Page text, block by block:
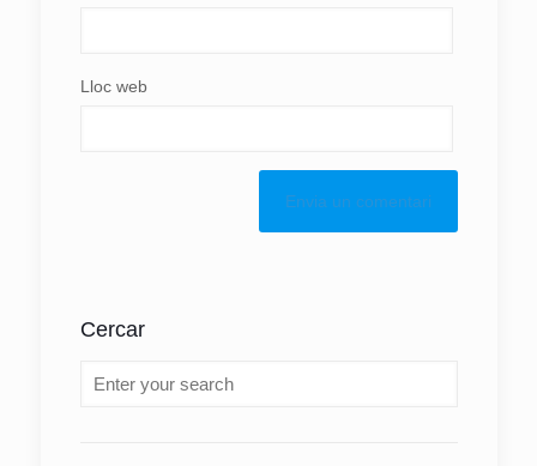
Lloc web
Cercar